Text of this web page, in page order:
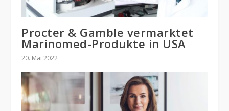
Procter & Gamble vermarktet
Marinomed-Produkte in USA
20. Mai 2022